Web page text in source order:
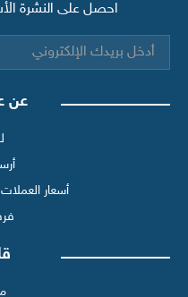
احصل على النشرة
عن
أسعار العملات